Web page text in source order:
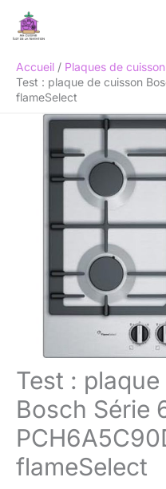
Accueil
Plaques de cuisson
Test : plaque de cuisson
flameSelect
Test :
Bosch Série
flameSelect
Rechercher